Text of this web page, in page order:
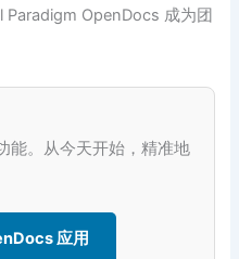
OpenDocs 成为团
能。从今天开始，精准地
应用